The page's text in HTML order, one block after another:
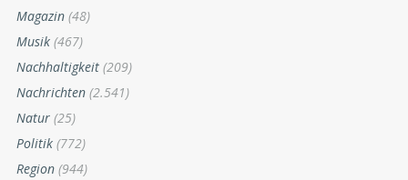
Magazin (48)
Musik (467)
Nachhaltigkeit (209)
Nachrichten (2.541)
Natur (25)
Politik (772)
Region (944)